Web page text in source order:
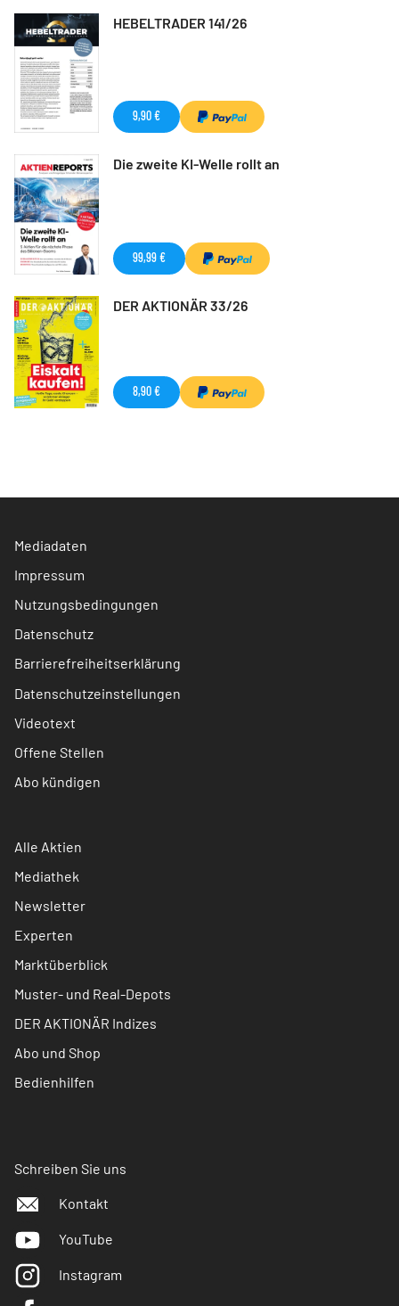
HEBELTRADER 141/26
9,90 €
Die zweite KI-Welle rollt an
99,99 €
DER AKTIONÄR 33/26
8,90 €
Mediadaten
Impressum
Nutzungsbedingungen
Datenschutz
Barrierefreiheitserklärung
Datenschutzeinstellungen
Videotext
Offene Stellen
Abo kündigen
Alle Aktien
Mediathek
Newsletter
Experten
Marktüberblick
Muster- und Real-Depots
DER AKTIONÄR Indizes
Abo und Shop
Bedienhilfen
Schreiben Sie uns
Kontakt
YouTube
Instagram